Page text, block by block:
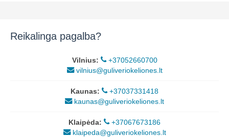
Reikalinga pagalba?
Vilnius:
+37052660700
vilnius@guliveriokeliones.lt
Kaunas:
+37037331418
kaunas@guliveriokeliones.lt
Klaipėda:
+37067673186
klaipeda@guliveriokeliones.lt